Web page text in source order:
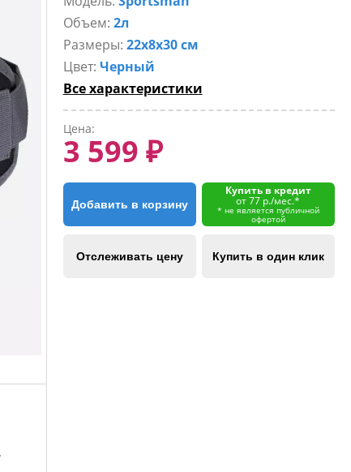
Объем: 2л
Размеры: 22x8x30 см
Цвет: Черный
Все характеристики
Цена:
3 599 ₽
Добавить в корзину
Купить в кредит
от 77 р./мес.*
* не является публичной
офертой
Отслеживать цену Купить в один клик